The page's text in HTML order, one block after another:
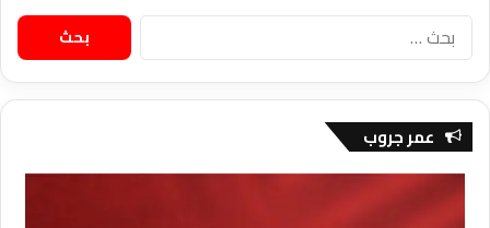
البحث
عن:
عمر جروب